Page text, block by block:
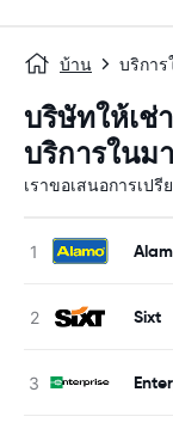
บ้าน บริการ
บริษัทให้เช่
บริการในม
เราขอเสนอการเป
Sixt